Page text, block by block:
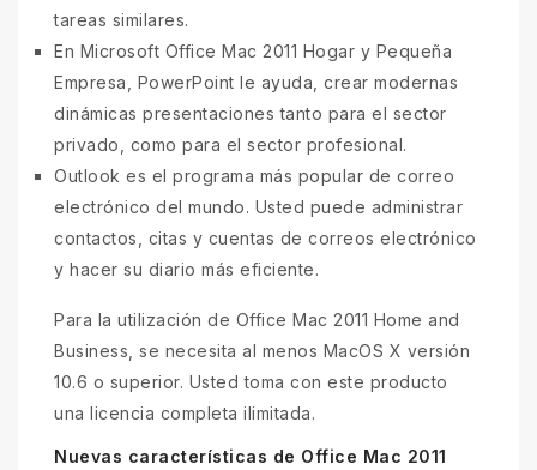
tareas similares.
En Microsoft Office Mac 2011 Hogar y Pequeña
Empresa, PowerPoint le ayuda, crear modernas
dinámicas presentaciones tanto para el sector
privado, como para el sector profesional.
Outlook es el programa más popular de correo
electrónico del mundo. Usted puede administrar
contactos, citas y cuentas de correos electrónico
y hacer su diario más eficiente.
Para la utilización de Office Mac 2011 Home and
Business, se necesita al menos MacOS X versión
10.6 o superior. Usted toma con este producto
una licencia completa ilimitada.
Nuevas características de Office Mac 2011